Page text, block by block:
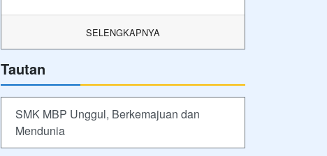
SELENGKAPNYA
Tautan
SMK MBP Unggul, Berkemajuan dan
Mendunia